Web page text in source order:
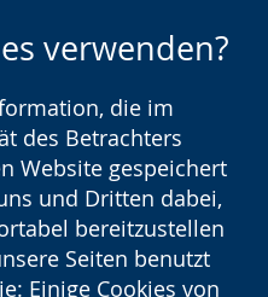
verwenden?
die im
des Betrachters
Website gespeichert
und Dritten dabei,
bereitzustellen
Seiten benutzt
Einige Cookies von